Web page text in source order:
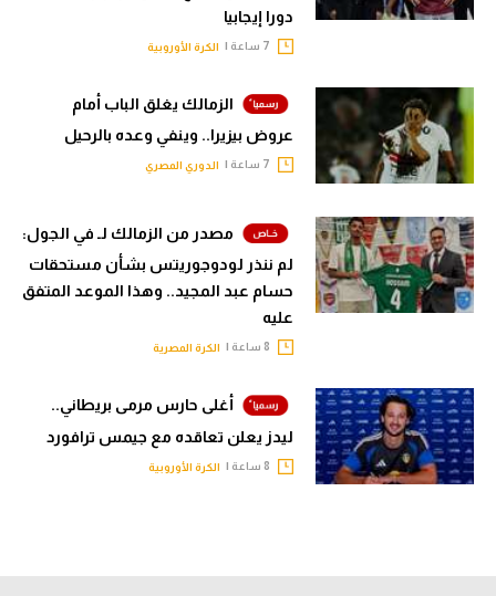
دورا إيجابيا
الكرة الأوروبية
الزمالك يغلق الباب أمام
عروض بيزيرا.. وينفي وعده بالرحيل
الدوري المصري
مصدر من الزمالك لـ في الجول:
لم ننذر لودوجوريتس بشأن مستحقات
حسام عبد المجيد.. وهذا الموعد المتفق
عليه
الكرة المصرية
أغلى حارس مرمى بريطاني..
ليدز يعلن تعاقده مع جيمس ترافورد
الكرة الأوروبية